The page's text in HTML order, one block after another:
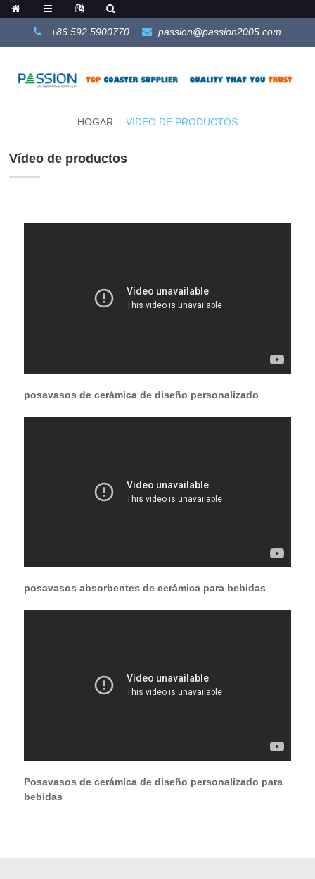
+86 592 5900770 passion@passion2005.com
HOGAR VÍDEO DE PRODUCTOS
Vídeo de productos
posavasos de cerámica de diseño personalizado
posavasos absorbentes de cerámica para bebidas
Posavasos de cerámica de diseño personalizado para
bebidas